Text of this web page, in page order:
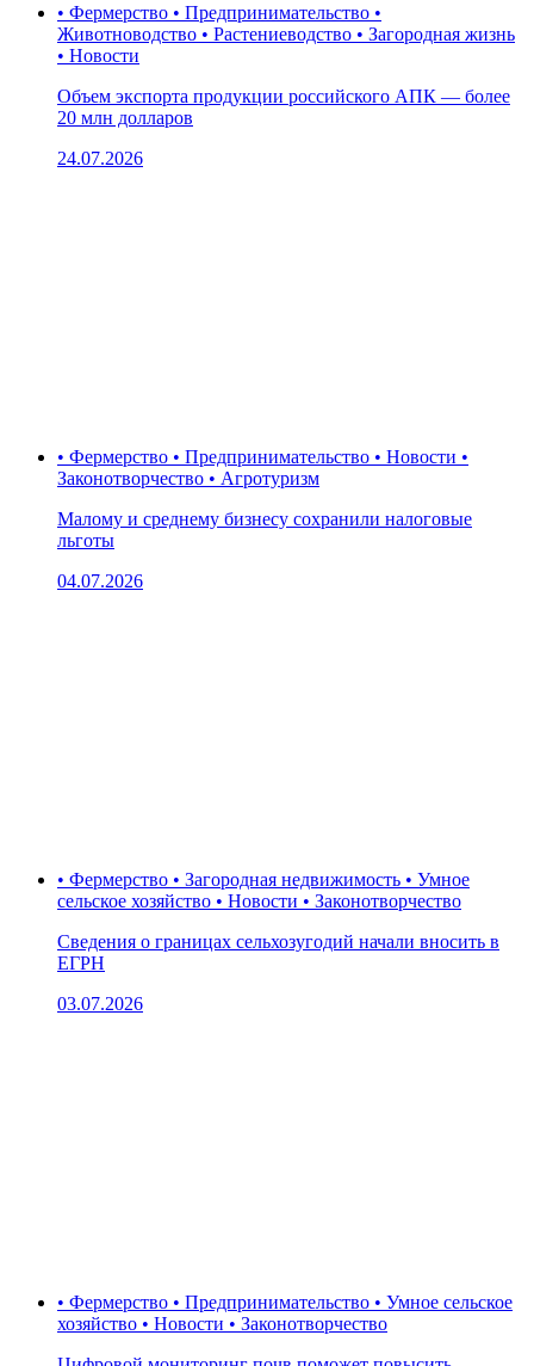
• Фермерство • Предпринимательство •
Животноводство • Растениеводство • Загородная жизнь
• Новости
Объем экспорта продукции российского АПК — более
20 млн долларов
24.07.2026
• Фермерство • Предпринимательство • Новости •
Законотворчество • Агротуризм
Малому и среднему бизнесу сохранили налоговые
льготы
04.07.2026
• Фермерство • Загородная недвижимость • Умное
сельское хозяйство • Новости • Законотворчество
Сведения о границах сельхозугодий начали вносить в
ЕГРН
03.07.2026
• Фермерство • Предпринимательство • Умное сельское
хозяйство • Новости • Законотворчество